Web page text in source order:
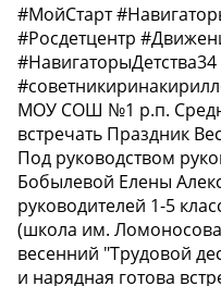
#МойСтарт
#Росдетцентр
МОУ СОШ №1 р.п.
встречать Праздник
Под руководством
Бобылевой Елены
руководителей 1-5
(школа им.
весенний "Трудовой
и нарядная готова